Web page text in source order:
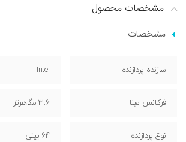
مشخصات محصول
مشخصات
سازنده پردازنده Intel
فرکانس مبنا 3.6 مگاهرتز
نوع پردازنده 64 بیتی